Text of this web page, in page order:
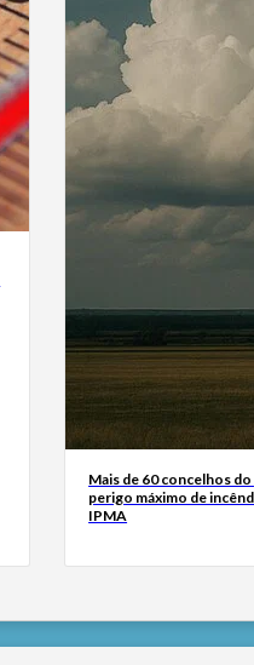
Mais de 60 concelhos do
perigo máximo de
IPMA